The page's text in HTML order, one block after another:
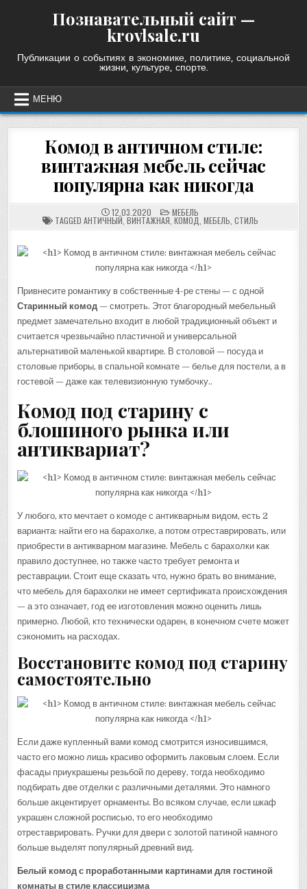
Познавательный сайт —
krovlsale.ru
Публикации о событиях в экономике, политике, социальной
жизни, культуре, спорте.
МЕНЮ
Комод в античном стиле:
винтажная мебель сейчас
популярна как никогда
12.03.2020 POSTED
IN
МЕБЕЛЬ
TAGGED АНТИЧНЫЙ ВИНТАЖНАЯ КОМОД МЕБЕЛЬ СТИЛЬ
Привнесите романтику в собственные 4-ре стены — с одной
Старинный комод — смотреть. Этот благородный мебельный
предмет замечательно входит в любой традиционный объект и
считается чрезвычайно пластичной и универсальной
альтернативой маленькой квартире. В столовой — посуда и
столовые приборы, в спальной комнате — белье для постели, а в
гостевой — даже как телевизионную тумбочку..
Комод под старину с
блошиного рынка или
антиквариат?
У любого, кто мечтает о комоде с антикварным видом, есть 2
варианта: найти его на барахолке, а потом отреставрировать, или
приобрести в антикварном магазине. Мебель с барахолки как
правило доступнее, но также часто требует ремонта и
реставрации. Стоит еще сказать что, нужно брать во внимание,
что мебель для барахолки не имеет сертификата происхождения
— а это означает, год ее изготовления можно оценить лишь
примерно. Любой, кто технически одарен, в конечном счете может
сэкономить на расходах.
Восстановите комод под старину
самостоятельно
Если даже купленный вами комод смотрится износившимся,
часто его можно лишь красиво оформить лаковым слоем. Если
фасады приукрашены резьбой по дереву, тогда необходимо
подбирать две отделки с различными деталями. Это намного
больше акцентирует орнаменты. Во всяком случае, если шкаф
украшен сложной росписью, то его необходимо
отреставрировать. Ручки для двери с золотой патиной намного
больше выделят популярный древний вид.
Белый комод с проработанными картинами для гостиной
комнаты в стиле классицизма